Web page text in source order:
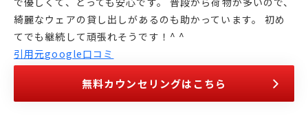
綺麗なウェアの貸し出しがあるのも助かっています。 初め
てでも継続して頑張れそうです！^ ^
引用元google口コミ
無料カウンセリングはこちら